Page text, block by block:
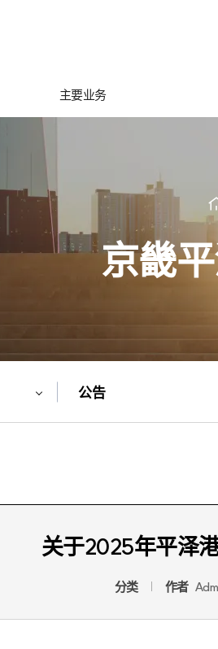
主要业务
京畿
公告
关于2025年平泽
分类 作者